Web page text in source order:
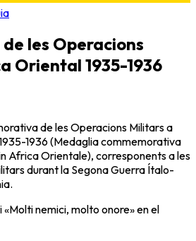
les Operacions
Oriental 1935-1936
de les Operacions Militars a
1936 (Medaglia commemorativa
Africa Orientale), corresponents a les
durant la Segona Guerra Ítalo-
«Molti nemici, molto onore» en el